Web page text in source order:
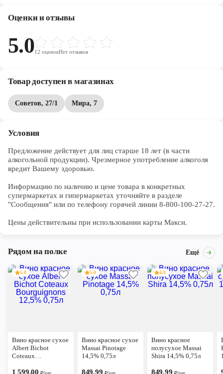
Оценки и отзывы
5.012 оценокНет отзывов
Товар доступен в магазинах
Советов, 27/1 Мира, 7
Условия
Предложение действует для лиц старше 18 лет (в части
алкогольной продукции). Чрезмерное употребление алкоголя
вредит Вашему здоровью.
Информацию по наличию и цене товара в конкретных
супермаркетах и гипермаркетах уточняйте в разделе
"Сообщения" или по телефону горячей линии 8-800-100-27-27.
Цены действительны при использовании карты Макси.
Рядом на полке Ещё
5.0
Вино красное сухое
Albert Bichot
Coteaux
0,75л
1 599.00
5.0
Вино красное сухое
Massai Pinotage
14,5% 0,75л
849.99
4.8
Вино красное
полусухое Massai
Shira 14,5% 0,75л
849.99